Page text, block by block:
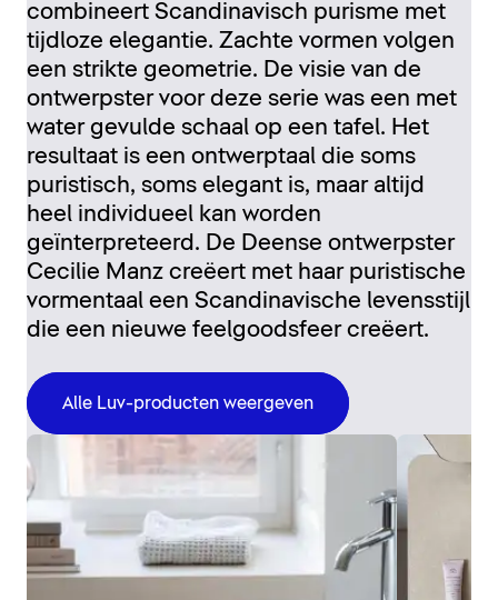
combineert Scandinavisch purisme met
tijdloze elegantie. Zachte vormen volgen
een strikte geometrie. De visie van de
ontwerpster voor deze serie was een met
water gevulde schaal op een tafel. Het
resultaat is een ontwerptaal die soms
puristisch, soms elegant is, maar altijd
heel individueel kan worden
geïnterpreteerd. De Deense ontwerpster
Cecilie Manz creëert met haar puristische
vormentaal een Scandinavische levensstijl
die een nieuwe feelgoodsfeer creëert.
Alle Luv-producten weergeven